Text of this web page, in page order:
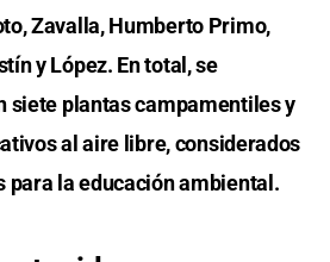
Zavalla, Humberto Primo,
y López. En total, se
siete plantas campamentiles y
al aire libre, considerados
para la educación ambiental.